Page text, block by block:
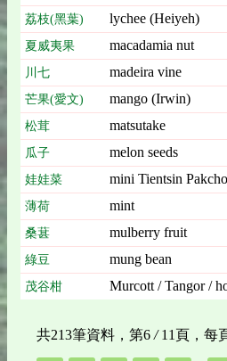
荔枝(黑葉) lychee (Heiyeh)
夏威夷果 macadamia nut
川七 madeira vine
芒果(愛文) mango (Irwin)
松茸 matsutake
瓜子 melon seeds
娃娃菜 mini Tientsin
薄荷 mint
桑葚 mulberry fruit
綠豆 mung bean
茂谷柑 Murcott / Tangor /
共213筆資料，第6/11頁，每